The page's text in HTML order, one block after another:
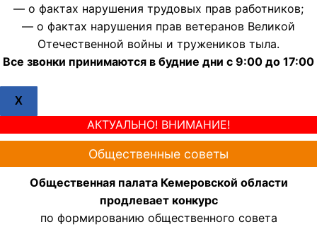
— о фактах нарушения трудовых прав работников;
— о фактах нарушения прав ветеранов Великой
Отечественной войны и тружеников тыла.
Все звонки принимаются в будние дни с 9:00 до 17:00
X
АКТУАЛЬНО! ВНИМАНИЕ!
Общественные советы
Общественная палата Кемеровской области
продлевает конкурс
по формированию общественного совета